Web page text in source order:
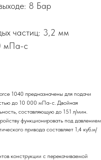
8 Бар
частиц: 3,2 мм
мПа-с
1040 предназначены для подачи
до 10 000 мПа-с. Двойная
составляющую до 151 л/мин.
функционировать под давлением
привода составляет 1,4 куб.м/
конструкции с перекачиваемой